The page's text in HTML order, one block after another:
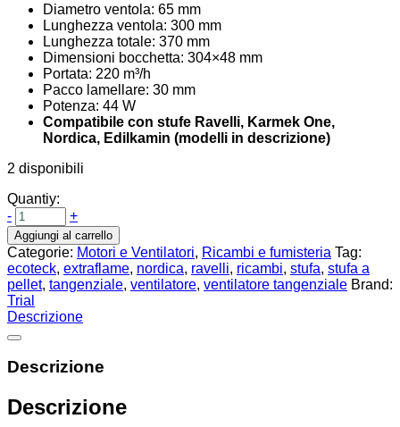
Diametro ventola: 65 mm
Lunghezza ventola: 300 mm
Lunghezza totale: 370 mm
Dimensioni bocchetta: 304×48 mm
Portata: 220 m³/h
Pacco lamellare: 30 mm
Potenza: 44 W
Compatibile con stufe Ravelli, Karmek One,
Nordica, Edilkamin (modelli in descrizione)
2 disponibili
Quantiy:
-
+
Aggiungi al carrello
Categorie: Motori e Ventilatori, Ricambi e fumisteria Tag:
ecoteck, extraflame, nordica, ravelli, ricambi, stufa, stufa a
pellet, tangenziale, ventilatore, ventilatore tangenziale Brand:
Trial
Descrizione
Descrizione
Descrizione